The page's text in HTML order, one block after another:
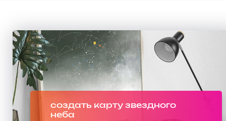
создать карту звездного
неба